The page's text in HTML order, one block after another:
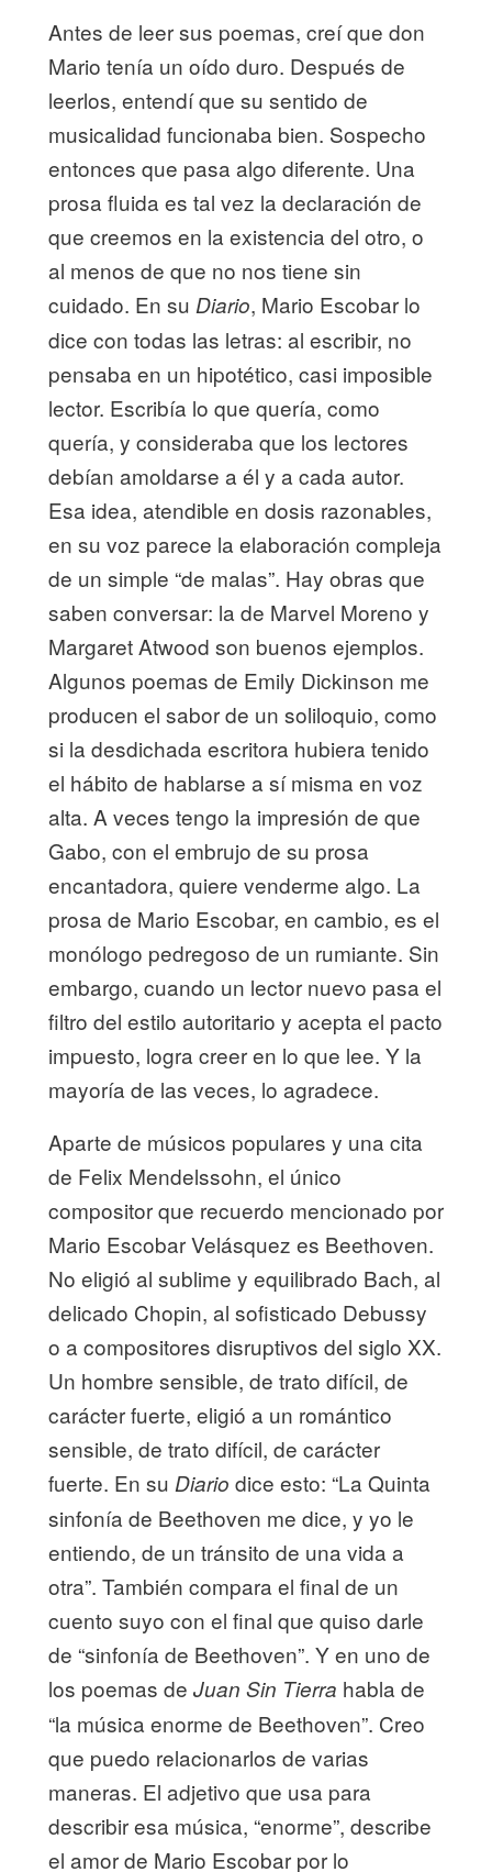
Antes de leer sus poemas, creí que don
Mario tenía un oído duro. Después de
leerlos, entendí que su sentido de
musicalidad funcionaba bien. Sospecho
entonces que pasa algo diferente. Una
prosa fluida es tal vez la declaración de
que creemos en la existencia del otro, o
al menos de que no nos tiene sin
cuidado. En su Diario, Mario Escobar lo
dice con todas las letras: al escribir, no
pensaba en un hipotético, casi imposible
lector. Escribía lo que quería, como
quería, y consideraba que los lectores
debían amoldarse a él y a cada autor.
Esa idea, atendible en dosis razonables,
en su voz parece la elaboración compleja
de un simple “de malas”. Hay obras que
saben conversar: la de Marvel Moreno y
Margaret Atwood son buenos ejemplos.
Algunos poemas de Emily Dickinson me
producen el sabor de un soliloquio, como
si la desdichada escritora hubiera tenido
el hábito de hablarse a sí misma en voz
alta. A veces tengo la impresión de que
Gabo, con el embrujo de su prosa
encantadora, quiere venderme algo. La
prosa de Mario Escobar, en cambio, es el
monólogo pedregoso de un rumiante. Sin
embargo, cuando un lector nuevo pasa el
filtro del estilo autoritario y acepta el pacto
impuesto, logra creer en lo que lee. Y la
mayoría de las veces, lo agradece.
Aparte de músicos populares y una cita
de Felix Mendelssohn, el único
compositor que recuerdo mencionado por
Mario Escobar Velásquez es Beethoven.
No eligió al sublime y equilibrado Bach, al
delicado Chopin, al sofisticado Debussy
o a compositores disruptivos del siglo XX.
Un hombre sensible, de trato difícil, de
carácter fuerte, eligió a un romántico
sensible, de trato difícil, de carácter
fuerte. En su Diario dice esto: “La Quinta
sinfonía de Beethoven me dice, y yo le
entiendo, de un tránsito de una vida a
otra”. También compara el final de un
cuento suyo con el final que quiso darle
de “sinfonía de Beethoven”. Y en uno de
los poemas de Juan Sin Tierra habla de
“la música enorme de Beethoven”. Creo
que puedo relacionarlos de varias
maneras. El adjetivo que usa para
describir esa música, “enorme”, describe
el amor de Mario Escobar por lo